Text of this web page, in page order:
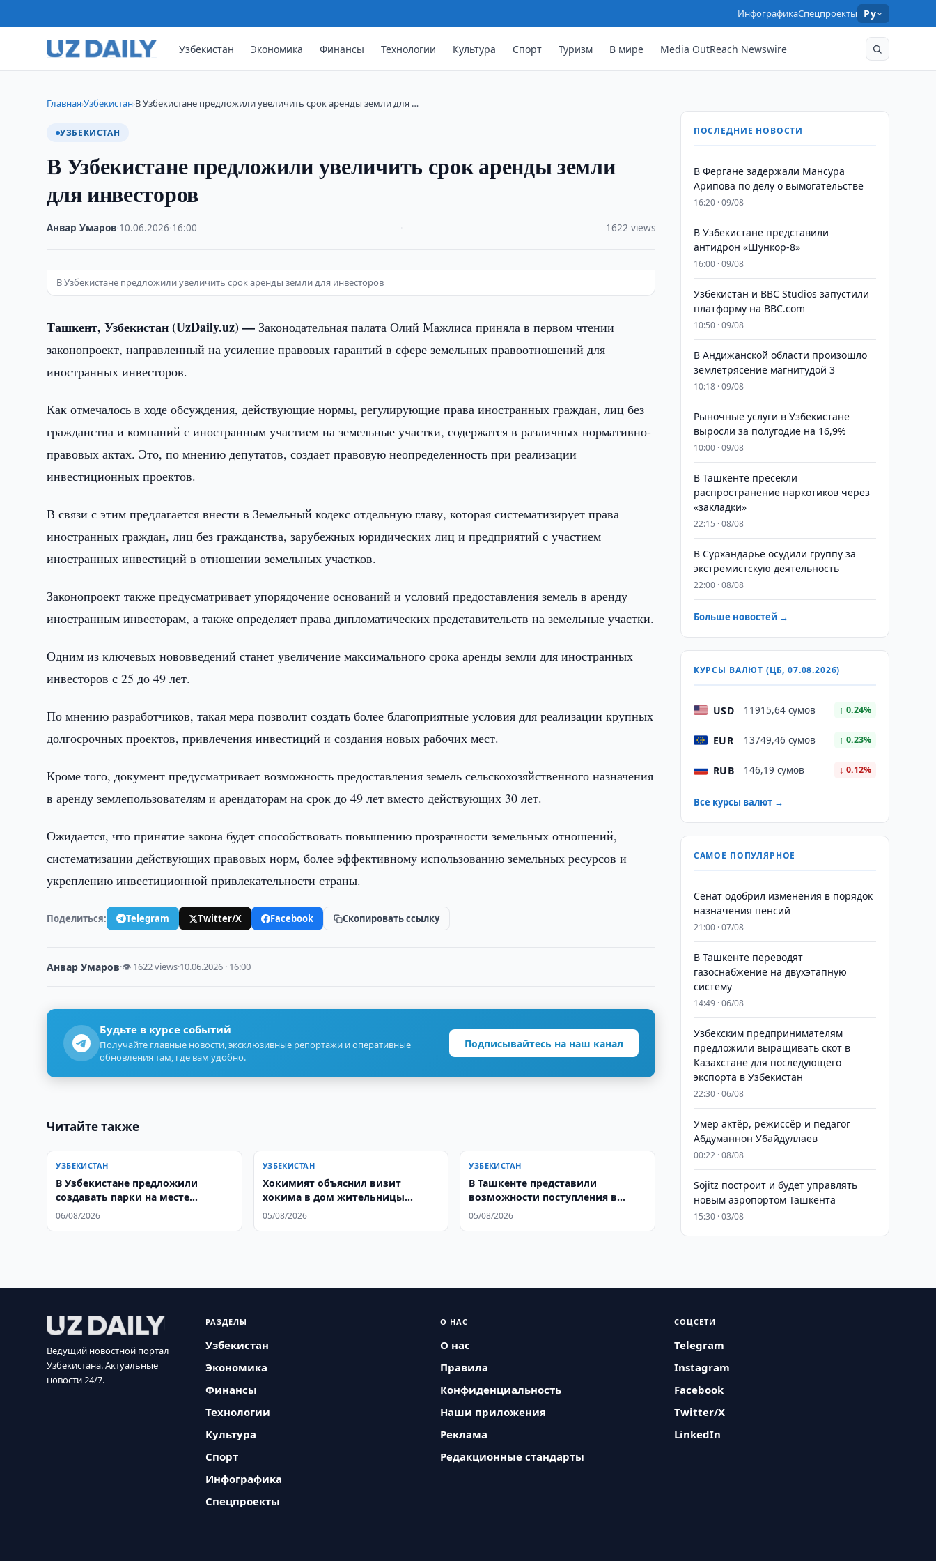
ИнфографикаСпецпроекты Ру
Узбекистан Экономика Финансы Технологии Культура Спорт Туризм В мире Media OutReach Newswire
Главная›Узбекистан›В Узбекистане предложили увеличить срок аренды земли для …
УЗБЕКИСТАН
В Узбекистане предложили увеличить срок аренды земли
для инвесторов
Анвар Умаров 10.06.2026 16:00 1622 views
В Узбекистане предложили увеличить срок аренды земли для инвесторов
Ташкент, Узбекистан (UzDaily.uz) —Законодательная палата Олий Мажлиса приняла в первом чтении
законопроект, направленный на усиление правовых гарантий в сфере земельных правоотношений для
иностранных инвесторов.
Как отмечалось в ходе обсуждения, действующие нормы, регулирующие права иностранных граждан, лиц без
гражданства и компаний с иностранным участием на земельные участки, содержатся в различных нормативно-
правовых актах. Это, по мнению депутатов, создает правовую неопределенность при реализации
инвестиционных проектов.
В связи с этим предлагается внести в Земельный кодекс отдельную главу, которая систематизирует права
иностранных граждан, лиц без гражданства, зарубежных юридических лиц и предприятий с участием
иностранных инвестиций в отношении земельных участков.
Законопроект также предусматривает упорядочение оснований и условий предоставления земель в аренду
иностранным инвесторам, а также определяет права дипломатических представительств на земельные участки.
Одним из ключевых нововведений станет увеличение максимального срока аренды земли для иностранных
инвесторов с 25 до 49 лет.
По мнению разработчиков, такая мера позволит создать более благоприятные условия для реализации крупных
долгосрочных проектов, привлечения инвестиций и создания новых рабочих мест.
Кроме того, документ предусматривает возможность предоставления земель сельскохозяйственного назначения
в аренду землепользователям и арендаторам на срок до 49 лет вместо действующих 30 лет.
Ожидается, что принятие закона будет способствовать повышению прозрачности земельных отношений,
систематизации действующих правовых норм, более эффективному использованию земельных ресурсов и
укреплению инвестиционной привлекательности страны.
Поделиться: Telegram Twitter/X Facebook Скопировать ссылку
Анвар Умаров·👁 1622 views·10.06.2026 · 16:00
Будьте в курсе событий
Получайте главные новости, эксклюзивные репортажи и оперативные
обновления там, где вам удобно.
Подписывайтесь на наш канал
Читайте также
УЗБЕКИСТАН
В Узбекистане предложили
создавать парки на месте
госучреждений
06/08/2026
УЗБЕКИСТАН
Хокимият объяснил визит
хокима в дом жительницы
Шахрисабза
05/08/2026
УЗБЕКИСТАН
В Ташкенте представили
возможности поступления в
филиал МГТУ имени Баумана
05/08/2026
ПОСЛЕДНИЕ НОВОСТИ
В Фергане задержали Мансура
Арипова по делу о вымогательстве
16:20 · 09/08
В Узбекистане представили
антидрон «Шункор-8»
16:00 · 09/08
Узбекистан и BBC Studios запустили
платформу на BBC.com
10:50 · 09/08
В Андижанской области произошло
землетрясение магнитудой 3
10:18 · 09/08
Рыночные услуги в Узбекистане
выросли за полугодие на 16,9%
10:00 · 09/08
В Ташкенте пресекли
распространение наркотиков через
«закладки»
22:15 · 08/08
В Сурхандарье осудили группу за
экстремистскую деятельность
22:00 · 08/08
Больше новостей →
КУРСЫ ВАЛЮТ (ЦБ, 07.08.2026)
USD 11915,64 сумов ↑ 0.24%
EUR 13749,46 сумов ↑ 0.23%
RUB 146,19 сумов ↓ 0.12%
Все курсы валют →
САМОЕ ПОПУЛЯРНОЕ
Сенат одобрил изменения в порядок
назначения пенсий
21:00 · 07/08
В Ташкенте переводят
газоснабжение на двухэтапную
систему
14:49 · 06/08
Узбекским предпринимателям
предложили выращивать скот в
Казахстане для последующего
экспорта в Узбекистан
22:30 · 06/08
Умер актёр, режиссёр и педагог
Абдуманнон Убайдуллаев
00:22 · 08/08
Sojitz построит и будет управлять
новым аэропортом Ташкента
15:30 · 03/08
Ведущий новостной портал
Узбекистана. Актуальные
новости 24/7.
РАЗДЕЛЫ
Узбекистан
Экономика
Финансы
Технологии
Культура
Спорт
Инфографика
Спецпроекты
О НАС
О нас
Правила
Конфиденциальность
Наши приложения
Реклама
Редакционные стандарты
СОЦСЕТИ
Telegram
Instagram
Facebook
Twitter/X
LinkedIn